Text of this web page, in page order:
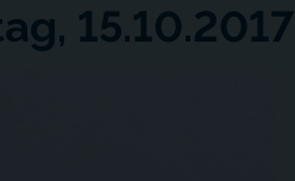
15.10.2017